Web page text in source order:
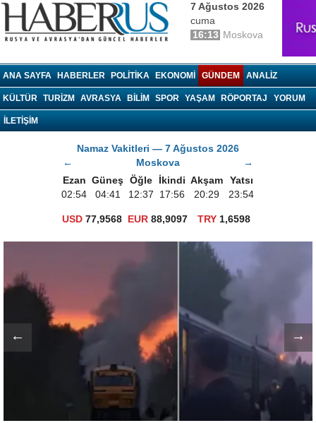
7 Ağustos 2026
cuma
16:13 Moskova
ANA SAYFA HABERLER POLITIKA EKONOMI GÜNDEM ANALIZ
KÜLTÜR TURIZM AVRASYA BILIM SPOR YAŞAM RÖPORTAJ YORUM
İLETİŞİM
Namaz Vakitleri — 7 Ağustos 2026
←
Moskova
→
Ezan Güneş Öğle İkindi Akşam
Yatsı
02:54
04:41 12:37 17:56 20:29 23:54
USD 77,9568 EUR 88,9097 TRY1,6598
← →